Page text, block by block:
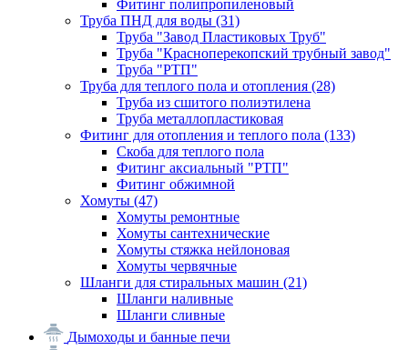
Фитинг полипропиленовый
Труба ПНД для воды (31)
Труба "Завод Пластиковых Труб"
Труба "Красноперекопский трубный завод"
Труба "РТП"
Труба для теплого пола и отопления (28)
Труба из сшитого полиэтилена
Труба металлопластиковая
Фитинг для отопления и теплого пола (133)
Скоба для теплого пола
Фитинг аксиальный "РТП"
Фитинг обжимной
Хомуты (47)
Хомуты ремонтные
Хомуты сантехнические
Хомуты стяжка нейлоновая
Хомуты червячные
Шланги для стиральных машин (21)
Шланги наливные
Шланги сливные
Дымоходы и банные печи